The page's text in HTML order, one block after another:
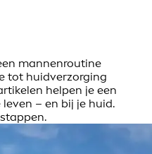
mannenroutine
tot huidverzorging
helpen je een
– en bij je huid.